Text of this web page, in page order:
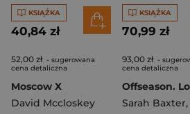
KSIĄŻKA
40,84 zł
52,00 zł - sugerowana
cena detaliczna
Moscow X
David Mccloskey
KSIĄŻKA
70,99 zł
93,00 zł -
cena detaliczna
Sarah Baxter,